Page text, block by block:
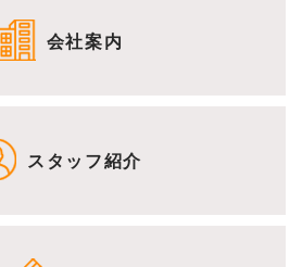
会社案内
スタッフ紹介